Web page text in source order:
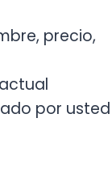
precio,
por usted